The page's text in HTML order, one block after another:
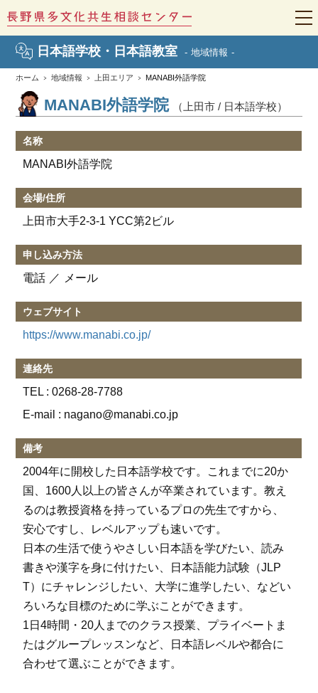
t
日本語学校・日本語教室 地域情報
ホーム 地域情報 上田エリア MANABI外語学院
MANABI外語学院 （上田市 / 日本語学校）
名称
MANABI外語学院
会場/住所
上田市大手2-3-1 YCC第2ビル
申し込み方法
電話 メール
ウェブサイト
https://www.manabi.co.jp/
連絡先
TEL :0268-28-7788
E-mail : nagano@manabi.co.jp
備考
2004年に開校した日本語学校です。これまでに20か
国、1600人以上の皆さんが卒業されています。教え
るのは教授資格を持っているプロの先生ですから、
安心ですし、レベルアップも速いです。
日本の生活で使うやさしい日本語を学びたい、読み
書きや漢字を身に付けたい、日本語能力試験（JLP
T）にチャレンジしたい、大学に進学したい、などい
ろいろな目標のために学ぶことができます。
1日4時間・20人までのクラス授業、プライベートま
たはグループレッスンなど、日本語レベルや都合に
合わせて選ぶことができます。